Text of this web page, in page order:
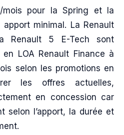
mois pour la Spring et la
minimal. La Renault
Renault 5 E-Tech sont
LOA Renault Finance à
selon les promotions en
les offres actuelles,
en concession car
selon l’apport, la durée et